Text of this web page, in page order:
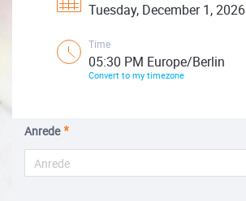
Tuesday, December 1, 2026
Time
05:30 PM Europe/Berlin
Convert to my timezone
Anrede